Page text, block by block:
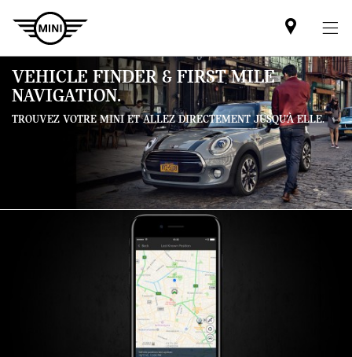
Mini
dealer
partner
VEHICLE FINDER & FIRST MILE
NAVIGATION.
TROUVEZ VOTRE MINI ET ALLEZ DIRECTEMENT JUSQU’À ELLE.